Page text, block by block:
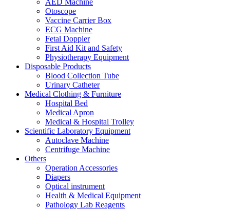
AED Machine
Otoscope
Vaccine Carrier Box
ECG Machine
Fetal Doppler
First Aid Kit and Safety
Physiotherapy Equipment
Disposable Products
Blood Collection Tube
Urinary Catheter
Medical Clothing & Furniture
Hospital Bed
Medical Apron
Medical & Hospital Trolley
Scientific Laboratory Equipment
Autoclave Machine
Centrifuge Machine
Others
Operation Accessories
Diapers
Optical instrument
Health & Medical Equipment
Pathology Lab Reagents